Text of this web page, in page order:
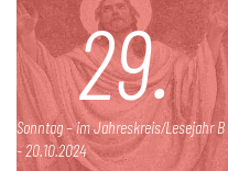
29.
Sonntag – im Jahreskreis/Lesejahr B
- 20.10.2024